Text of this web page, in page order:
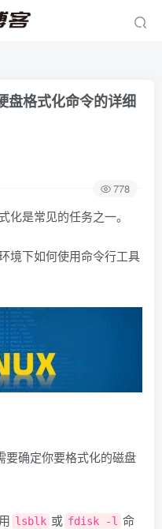
盘格式化命令的详细
778
化是常见的任务之一。
境下如何使用命令行工具
要确定你要格式化的磁盘
lsblk 或 fdisk -l 命